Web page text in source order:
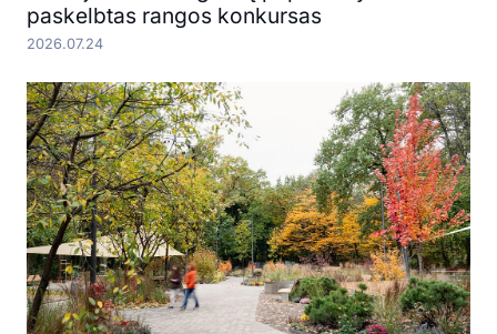
paskelbtas rangos konkursas
2026.07.24